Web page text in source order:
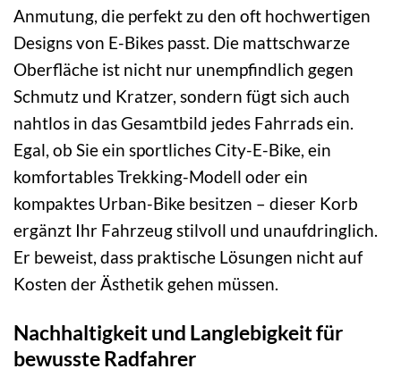
Anmutung, die perfekt zu den oft hochwertigen
Designs von E-Bikes passt. Die mattschwarze
Oberfläche ist nicht nur unempfindlich gegen
Schmutz und Kratzer, sondern fügt sich auch
nahtlos in das Gesamtbild jedes Fahrrads ein.
Egal, ob Sie ein sportliches City-E-Bike, ein
komfortables Trekking-Modell oder ein
kompaktes Urban-Bike besitzen – dieser Korb
ergänzt Ihr Fahrzeug stilvoll und unaufdringlich.
Er beweist, dass praktische Lösungen nicht auf
Kosten der Ästhetik gehen müssen.
Nachhaltigkeit und Langlebigkeit für
bewusste Radfahrer